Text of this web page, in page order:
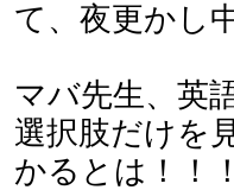
て、夜更かし
マバ先生、英
選択肢だけを
かるとは！！！